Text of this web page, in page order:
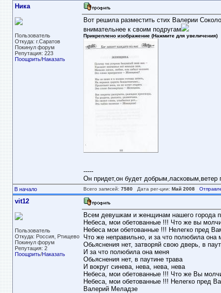
Ника
Пользователь
Откуда: г.Саратов
Покинул форум
Репутация: 223
Поощрить/Наказать
Вот решила разместить стих Валерии
внимательнее к своим подругам
Прикреплено изображение (Нажмите для увеличения)
-----
Он придет,он будет добрым,ласковым,ветер
В начало Всего записей: 7580Дата рег-ции: Май 2008
vit12
Пользователь
Откуда: Россия, Ртищево
Покинул форум
Репутация: 2
Поощрить/Наказать
Всем девушкам и женщинам нашего города
Небеса, мои обетованные !!! Что же вы
Небеса мои обетованные !!! Нелегко пред
Что же неправильно, и за что полюбила она
Обьяснения нет, затворяй свою дверь, в
И за что полюбила она меня
Обьяснения нет, в паутине трава
И вокруг синева, нева, нева, нева
Небеса, мои обетованные !!! Что же Вы
Небеса, мои обетованные !!! Нелегко пред
Валерий Меладзе